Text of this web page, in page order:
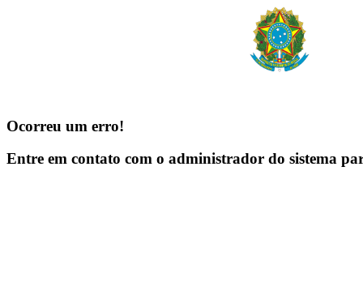
Ocorreu um erro!
Entre em contato com o administrador do sistema